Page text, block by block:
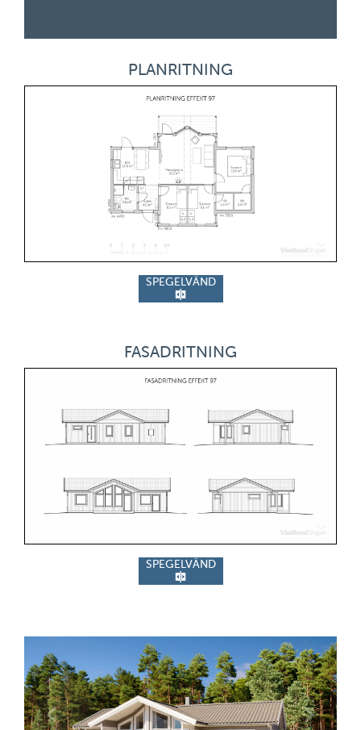
PLANRITNING
SPEGELVÄND
FASADRITNING
SPEGELVÄND